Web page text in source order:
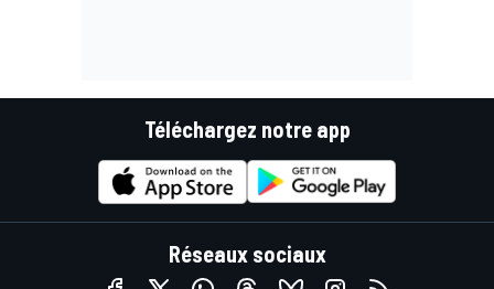
Téléchargez notre app
Réseaux sociaux